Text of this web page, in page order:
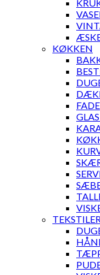
KØKKEN
FADE